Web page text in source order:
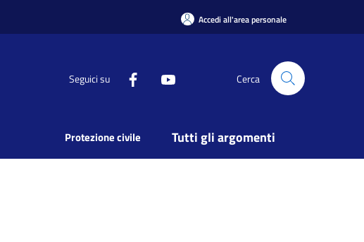
Accedi all'area personale
Seguici su Cerca
Protezione civile Tutti gli argomenti